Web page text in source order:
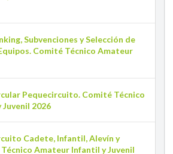
Subvenciones y Selección de
Comité Técnico Amateur
Pequecircuito. Comité Técnico
2026
Cadete, Infantil, Alevín y
Amateur Infantil y Juvenil